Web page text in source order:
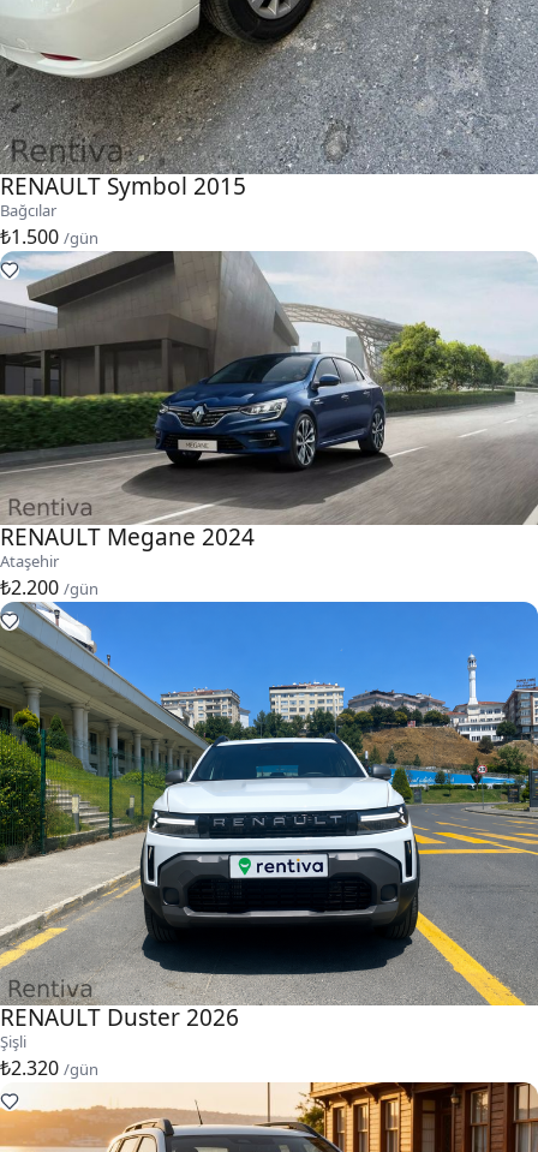
RENAULT Symbol 2015
Bağcılar
₺1.500 /gün
RENAULT Megane 2024
Ataşehir
₺2.200 /gün
RENAULT Duster 2026
Şişli
₺2.320 /gün